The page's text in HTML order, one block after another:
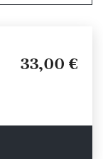
33,00 €